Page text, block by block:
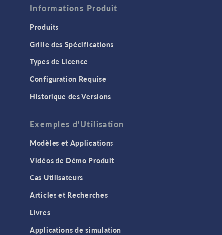
Informations Produit
Produits
Grille des Spécifications
Types de Licence
Configuration Requise
Historique des Versions
Exemples d'Utilisation
Modèles et Applications
Vidéos de Démo Produit
Cas Utilisateurs
Articles et Recherches
Livres
Applications de simulation